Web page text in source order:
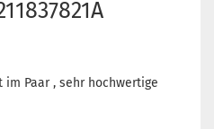
Paar , sehr hochwertige